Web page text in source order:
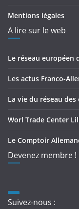
Mentions légales
A lire sur le web
Le réseau européen
Les actus Franco-
La vie du réseau
Worl Trade Center
Le Comptoir
Devenez membre !
Suivez-nous :